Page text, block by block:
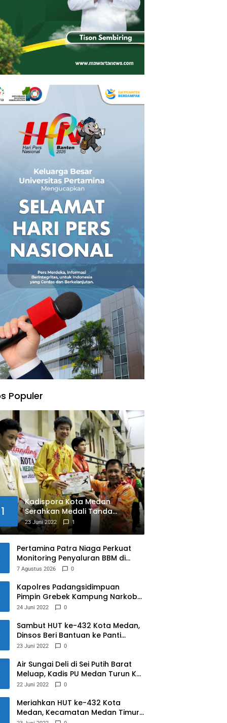
Populer
1
Kadispora Kota Medan
Serahkan Medali Tanda
Ditutupnya Kejuaraan Wushu
Se-Kota Medan
Kota Medan Tahun 2022
23 Juni 2022 1
Pertamina Patra Niaga Perkuat
Monitoring Penyaluran BBM di
Teluk Dalam Nias Selatan
7 Agustus 2026 0
Kapolres Padangsidimpuan
Pimpin Grebek Kampung Narkoba,
10 Orang Diamankan
24 Juni 2022 0
Sambut HUT ke-432 Kota Medan,
Dinsos Beri Bantuan ke Panti
Asuhan
23 Juni 2022 0
Air Sungai Deli di Sei Putih Barat
Meluap, Kadis PU Medan Turun Ke
Lokasi
22 Juni 2022 0
Meriahkan HUT ke-432 Kota
Medan, Kecamatan Medan Timur